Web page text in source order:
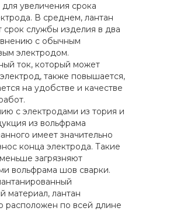
для увеличения срока
В среднем, лантан
срок службы изделия в два
с обычным
электродом.
ток, который может
также повышается,
на удобстве и качестве
с электродами из тория и
из вольфрама
имеет значительно
конца электрода. Такие
загрязняют
вольфрама шов сварки.
материал, лантан
расположен по всей длине